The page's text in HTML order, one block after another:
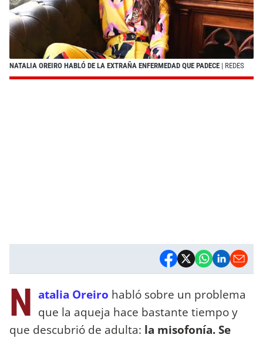
NATALIA OREIRO HABLÓ DE LA EXTRAÑA ENFERMEDAD QUE PADECE | REDES
N atalia Oreiro habló sobre un problema
que la aqueja hace bastante tiempo y
que descubrió de adulta: la misofonía. Se